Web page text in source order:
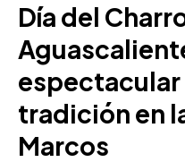
Día del
espectacular
tradición en
Marcos